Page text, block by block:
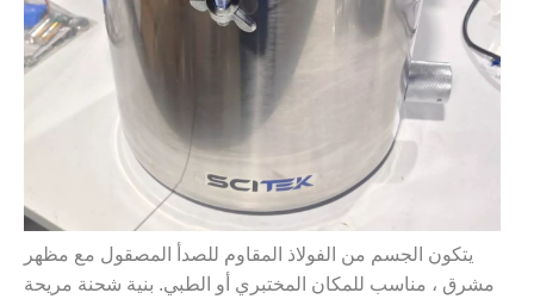
يتكون الجسم من الفولاذ المقاوم للصدأ المصقول مع مظهر
مشرق ، مناسب للمكان المختبري أو الطبي. بنية شحنة مريحة